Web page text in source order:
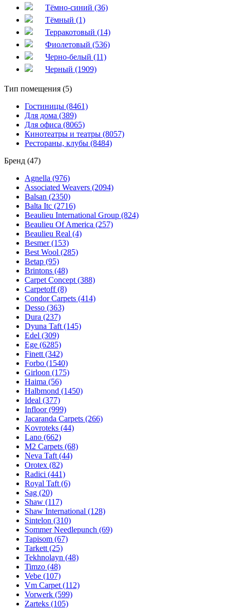
Тёмно-синий (36)
Тёмный (1)
Терракотовый (14)
Фиолетовый (536)
Черно-белый (11)
Черный (1909)
Тип помещения (5)
Гостиницы (8461)
Для дома (389)
Для офиса (8065)
Кинотеатры и театры (8057)
Рестораны, клубы (8484)
Бренд (47)
Agnella (976)
Associated Weavers (2094)
Balsan (2350)
Balta Itc (2716)
Beaulieu International Group (824)
Beaulieu Of America (257)
Beaulieu Real (4)
Besmer (153)
Best Wool (285)
Betap (95)
Brintons (48)
Carpet Concept (388)
Carpetoff (8)
Condor Carpets (414)
Desso (363)
Dura (237)
Dyuna Taft (145)
Edel (309)
Ege (6285)
Finett (342)
Forbo (1540)
Girloon (175)
Haima (56)
Halbmond (1450)
Ideal (377)
Infloor (999)
Jacaranda Carpets (266)
Kovroteks (44)
Lano (662)
M2 Carpets (68)
Neva Taft (44)
Orotex (82)
Radici (441)
Royal Taft (6)
Sag (20)
Shaw (117)
Shaw International (128)
Sintelon (310)
Sommer Needlepunch (69)
Tapisom (67)
Tarkett (25)
Tekhnolayn (48)
Timzo (48)
Vebe (107)
Vm Carpet (112)
Vorwerk (599)
Zarteks (105)